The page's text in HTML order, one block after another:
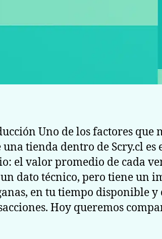
Uno de los factores que
una tienda dentro de Scry.cl es
el valor promedio de cada
dato técnico, pero tiene un
en tu tiempo disponible
Hoy queremos